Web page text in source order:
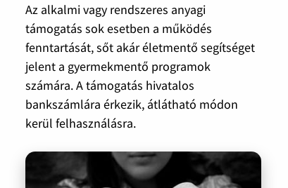
Az alkalmi vagy rendszeres anyagi
támogatás sok esetben a működés
fenntartását, sőt akár életmentő segítséget
jelent a gyermekmentő programok
számára. A támogatás hivatalos
bankszámlára érkezik, átlátható módon
kerül felhasználásra.